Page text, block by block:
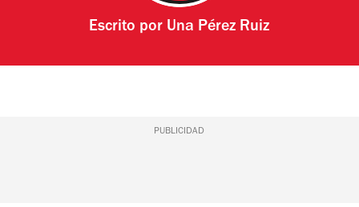
Escrito por Una Pérez Ruiz
PUBLICIDAD